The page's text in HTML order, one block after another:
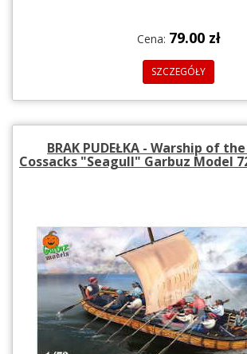
Cena: 79.00 zł
SZCZEGÓŁY
BRAK PUDEŁKA - Warship of
Cossacks "Seagull" Garbuz Model